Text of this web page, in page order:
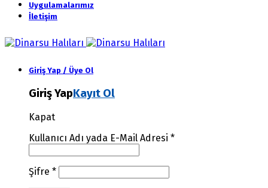
Uygulamalarımız
İletişim
Giriş Yap / Üye Ol
Giriş YapKayıt Ol
Kapat
Kullanıcı Adı yada E-Mail Adresi *
Şifre *